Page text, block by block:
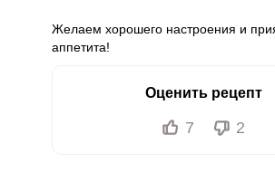
Желаем хорошего настроения и
аппетита!
Оценить рецепт
7 2